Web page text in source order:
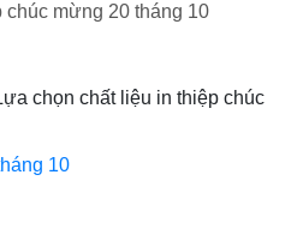
chúc mừng 20 tháng 10
chọn chất liệu in thiệp chúc
10